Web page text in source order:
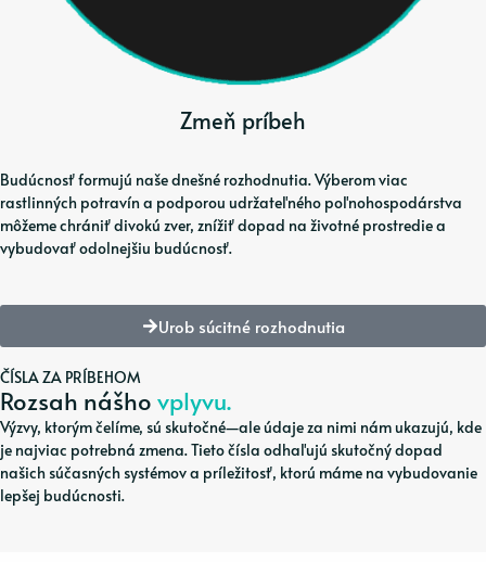
Zmeň príbeh
Budúcnosť formujú naše dnešné rozhodnutia. Výberom viac
rastlinných potravín a podporou udržateľného poľnohospodárstva
môžeme chrániť divokú zver, znížiť dopad na životné prostredie a
vybudovať odolnejšiu budúcnosť.
Urob súcitné rozhodnutia
ČÍSLA ZA PRÍBEHOM
Rozsah nášho vplyvu.
Výzvy, ktorým čelíme, sú skutočné—ale údaje za nimi nám ukazujú, kde
je najviac potrebná zmena. Tieto čísla odhaľujú skutočný dopad
našich súčasných systémov a príležitosť, ktorú máme na vybudovanie
lepšej budúcnosti.